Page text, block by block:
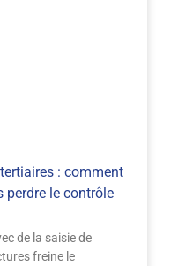
: comment
perdre le contrôle
de la saisie de
freine le